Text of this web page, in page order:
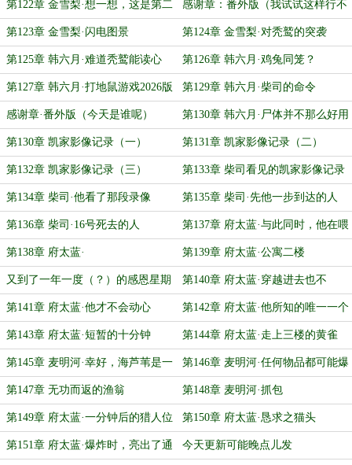
常
第122章 金雪梨·想一想，这是第二
次遇见秃鹫
感谢章：番外版（我试试这样行不
行）
第123章 金雪梨·闪电图景 第124章 金雪梨·对秃鹫的突袭
第125章 韩六月·难道秃鹫能读心
吗？
第126章 韩六月·鸡兔同笼？
第127章 韩六月·打地鼠游戏2026版 第129章 韩六月·柴司的命令
感谢章·番外版（今天是谁呢） 第130章 韩六月·尸体并不那么好用
嘛
第130章 凯家影像记录（一） 第131章 凯家影像记录（二）
第132章 凯家影像记录（三） 第133章 柴司看见的凯家影像记录
（四）
第134章 柴司·他看了那段录像 第135章 柴司·先他一步到达的人
第136章 柴司·16号死去的人 第137章 府太蓝·与此同时，他在喂
猫？
第138章 府太蓝· 第139章 府太蓝·公寓二楼
又到了一年一度（？）的感恩星期
六
第140章 府太蓝·穿越进去也不
错……？
第141章 府太蓝·他才不会动心 第142章 府太蓝·他所知的唯一一个
家
第143章 府太蓝·短暂的十分钟 第144章 府太蓝·走上三楼的黄雀
第145章 麦明河·幸好，海芦苇是一
个能够信任合作的人
第146章 麦明河·任何物品都可能爆
炸哦
第147章 无功而返的渔翁 第148章 麦明河·抓包
第149章 府太蓝·一分钟后的猎人位
置
第150章 府太蓝·恳求之猫头
第151章 府太蓝·爆炸时，亮出了通 今天更新可能晚点儿发